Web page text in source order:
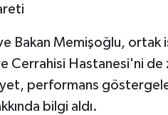
Bakan Memişoğlu,
ve Cerrahisi Hastanesi'ni
performans
bilgi aldı.